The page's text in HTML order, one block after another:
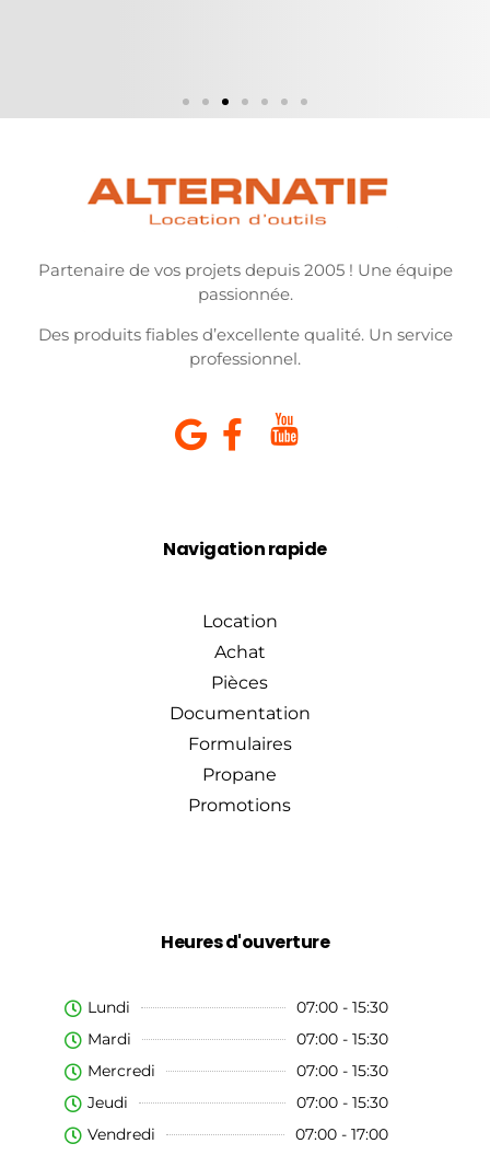
Partenaire de vos projets depuis 2005 ! Une équipe
passionnée.
Des produits fiables d’excellente qualité. Un service
professionnel.
Navigation rapide
Location
Achat
Pièces
Documentation
Formulaires
Propane
Promotions
Heures d'ouverture
Lundi
07:00 - 15:30
Mardi
07:00 - 15:30
Mercredi
07:00 - 15:30
Jeudi
07:00 - 15:30
Vendredi
07:00 - 17:00